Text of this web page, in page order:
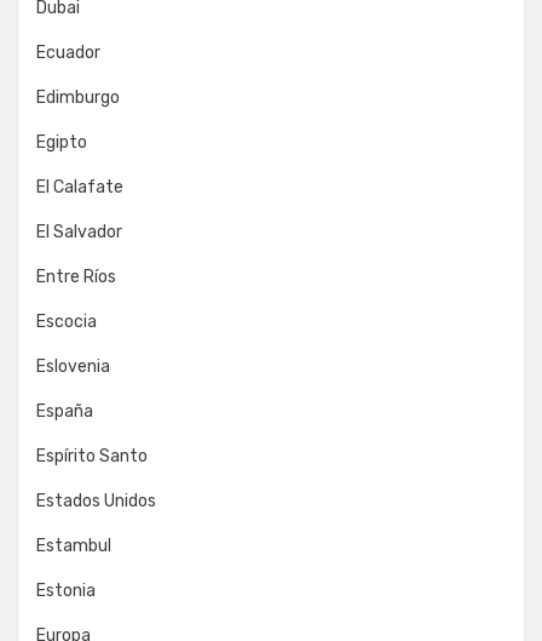
Dubai
Ecuador
Edimburgo
Egipto
El Calafate
El Salvador
Entre Ríos
Escocia
Eslovenia
España
Espírito Santo
Estados Unidos
Estambul
Estonia
Europa